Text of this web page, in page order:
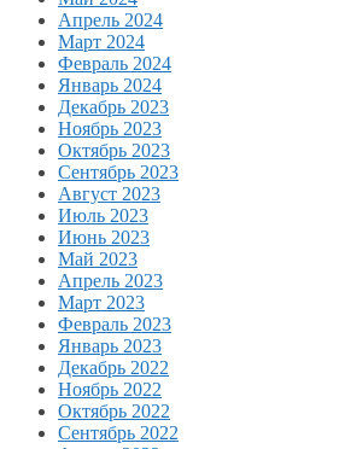
Апрель 2024
Март 2024
Февраль 2024
Январь 2024
Декабрь 2023
Ноябрь 2023
Октябрь 2023
Сентябрь 2023
Август 2023
Июль 2023
Июнь 2023
Май 2023
Апрель 2023
Март 2023
Февраль 2023
Январь 2023
Декабрь 2022
Ноябрь 2022
Октябрь 2022
Сентябрь 2022